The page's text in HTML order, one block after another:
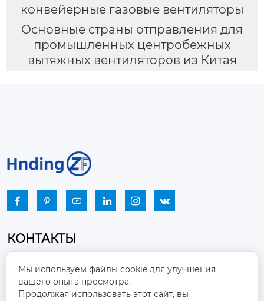
конвейерные газовые вентиляторы
Основные страны отправления для
промышленных центробежных
вытяжных вентиляторов из Китая
     
КОНТАКТЫ

Промышленный парк, город Наньцзяо,
район Чжоуцунь, город Цзыбо, провинция
Шаньдун
Мы используем файлы cookie для улучшения
вашего опыта просмотра.
Продолжая использовать этот сайт, вы